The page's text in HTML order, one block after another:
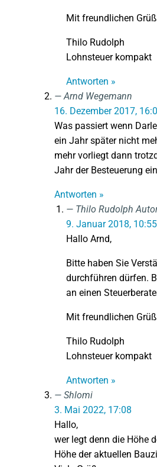
Mit freundlichen
Thilo Rudolph
Lohnsteuer kompakt
Antworten »
Arnd Wegemann
16. Dezember 2017,
Was passiert wenn
ein Jahr später nicht
mehr vorliegt dann
Jahr der Besteuerung
Antworten »
Thilo Rudolph
9. Januar 2018, 10:55
Hallo Arnd,
Bitte haben Sie
durchführen dürfen.
an einen
Mit freundlichen
Thilo Rudolph
Lohnsteuer kompakt
Antworten »
Shlomi
3. Mai 2022, 17:08
Hallo,
wer legt denn die Höhe
Höhe der aktuellen